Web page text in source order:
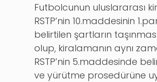
Futbolcunun uluslararası
RSTP’nin 10.maddesinin
belirtilen şartların
olup, kiralamanın aynı
RSTP’nin 5.maddesinde
ve yürütme prosedürüne